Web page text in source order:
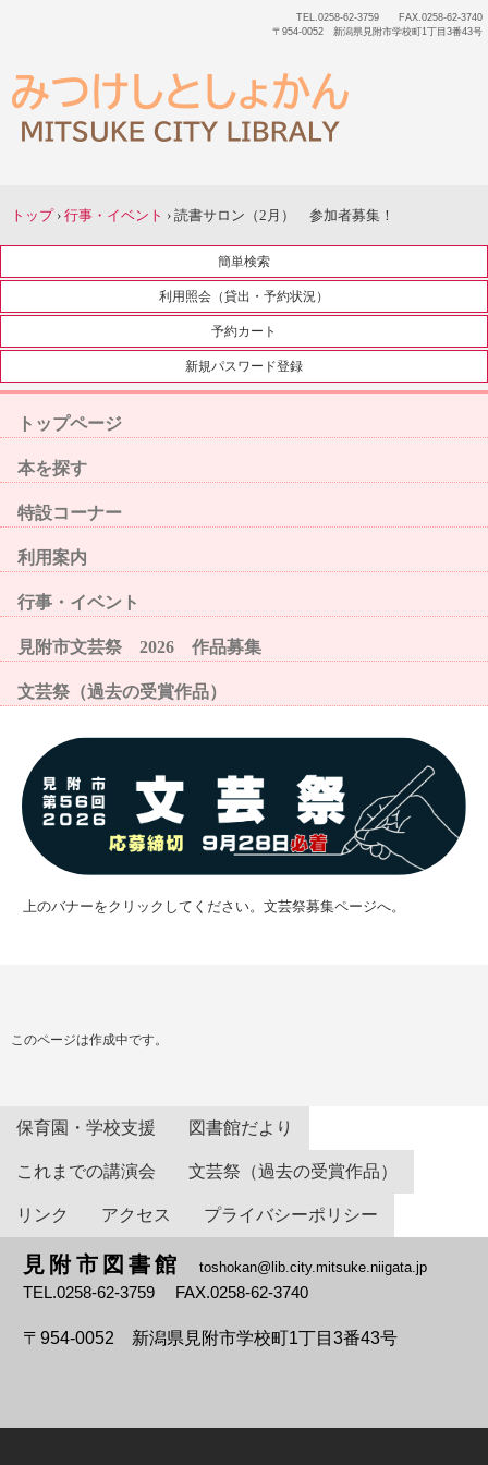
TEL.0258-62-3759 FAX.0258-62-3740
〒954-0052 新潟県見附市学校町1丁目3番43号
トップ › 行事・イベント › 読書サロン（2月） 参加者募集！
簡単検索
利用照会（貸出・予約状況）
予約カート
新規パスワード登録
トップページ
本を探す
特設コーナー
利用案内
行事・イベント
見附市文芸祭 2026 作品募集
文芸祭（過去の受賞作品）
上のバナーをクリックしてください。文芸祭募集ページへ。
このページは作成中です。
保育園・学校支援 図書館だより
これまでの講演会 文芸祭（過去の受賞作品）
リンク アクセス プライバシーポリシー
見附市図書館 toshokan@lib.city.mitsuke.niigata.jp
TEL.0258-62-3759 FAX.0258-62-3740
〒954-0052 新潟県見附市学校町1丁目3番43号